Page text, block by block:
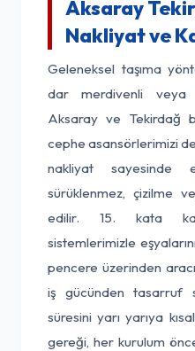
Aksaray
Nakliyat ve
Geleneksel taşıma
dar merdivenli veya
Aksaray ve Tekirdağ
cephe asansörlerimizi
nakliyat sayesinde
sürüklenmez, çizilme
edilir. 15. kata
sistemlerimizle
pencere üzerinden
iş gücünden tasarruf
süresini yarı yarıya
gereği, her kurulum